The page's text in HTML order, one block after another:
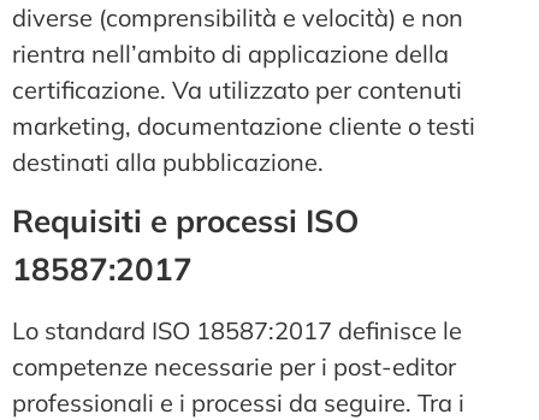
diverse (comprensibilità e velocità) e non
rientra nell’ambito di applicazione della
certificazione. Va utilizzato per contenuti
marketing, documentazione cliente o testi
destinati alla pubblicazione.
Requisiti e processi ISO
18587:2017
Lo standard ISO 18587:2017 definisce le
competenze necessarie per i post-editor
professionali e i processi da seguire. Tra i